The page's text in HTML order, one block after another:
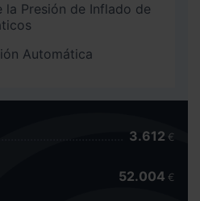
la Presión de Inflado de
Automática
3.612 €
52.004 €